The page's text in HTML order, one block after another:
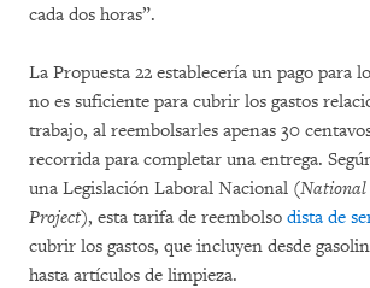
cada dos horas”.
La Propuesta 22 establecería un pago para
no es suficiente para cubrir los gastos
trabajo, al reembolsarles apenas 30
recorrida para completar una entrega.
una Legislación Laboral Nacional (National
Project), esta tarifa de reembolso dista de
cubrir los gastos, que incluyen desde
hasta artículos de limpieza.